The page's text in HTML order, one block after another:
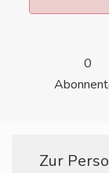
0
Zur